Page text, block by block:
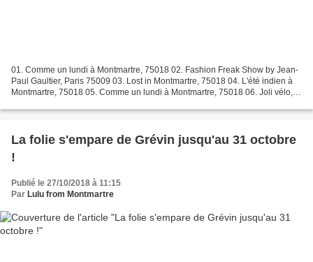
01. Comme un lundi à Montmartre, 75018 02. Fashion Freak Show by Jean-
Paul Gaultier, Paris 75009 03. Lost in Montmartre, 75018 04. L'été indien à
Montmartre, 75018 05. Comme un lundi à Montmartre, 75018 06. Joli vélo,
La folie s'empare de Grévin jusqu'au 31 octobre
!
Publié le 27/10/2018 à 11:15
Par Lulu from Montmartre